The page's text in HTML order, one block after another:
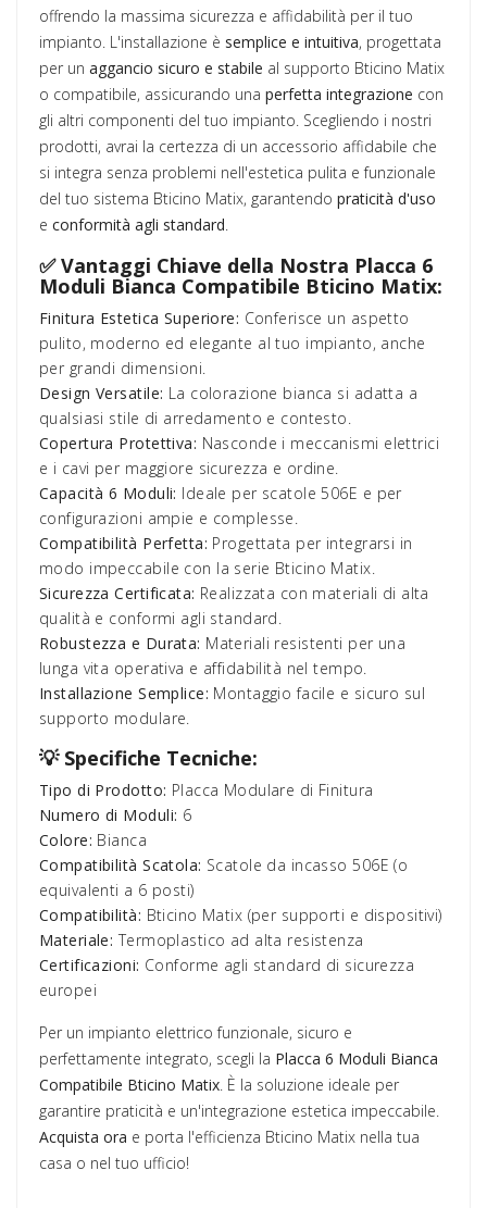
offrendo la massima sicurezza e affidabilità per il tuo
impianto. L'installazione è semplice e intuitiva, progettata
per un aggancio sicuro e stabile al supporto Bticino Matix
o compatibile, assicurando una perfetta integrazione con
gli altri componenti del tuo impianto. Scegliendo i nostri
prodotti, avrai la certezza di un accessorio affidabile che
si integra senza problemi nell'estetica pulita e funzionale
del tuo sistema Bticino Matix, garantendo praticità d'uso
e conformità agli standard.
✅ Vantaggi Chiave della Nostra Placca 6
Moduli Bianca Compatibile Bticino Matix:
Finitura Estetica Superiore: Conferisce un aspetto
pulito, moderno ed elegante al tuo impianto, anche
per grandi dimensioni.
Design Versatile: La colorazione bianca si adatta a
qualsiasi stile di arredamento e contesto.
Copertura Protettiva: Nasconde i meccanismi elettrici
e i cavi per maggiore sicurezza e ordine.
Capacità 6 Moduli: Ideale per scatole 506E e per
configurazioni ampie e complesse.
Compatibilità Perfetta: Progettata per integrarsi in
modo impeccabile con la serie Bticino Matix.
Sicurezza Certificata: Realizzata con materiali di alta
qualità e conformi agli standard.
Robustezza e Durata: Materiali resistenti per una
lunga vita operativa e affidabilità nel tempo.
Installazione Semplice: Montaggio facile e sicuro sul
supporto modulare.
💡 Specifiche Tecniche:
Tipo di Prodotto: Placca Modulare di Finitura
Numero di Moduli: 6
Colore: Bianca
Compatibilità Scatola: Scatole da incasso 506E (o
equivalenti a 6 posti)
Compatibilità: Bticino Matix (per supporti e dispositivi)
Materiale: Termoplastico ad alta resistenza
Certificazioni: Conforme agli standard di sicurezza
europei
Per un impianto elettrico funzionale, sicuro e
perfettamente integrato, scegli la Placca 6 Moduli Bianca
Compatibile Bticino Matix. È la soluzione ideale per
garantire praticità e un'integrazione estetica impeccabile.
Acquista ora e porta l'efficienza Bticino Matix nella tua
casa o nel tuo ufficio!